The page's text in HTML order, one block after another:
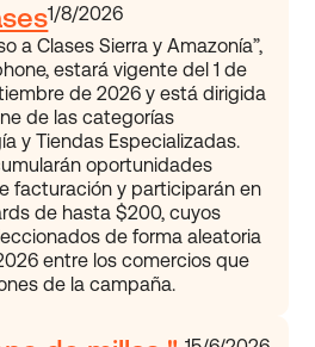
1/8/2026
a Clases Sierra y Amazonía”,
estará vigente del 1 de
de 2026 y está dirigida
de las categorías
y Tiendas Especializadas.
oportunidades
facturación y participarán en
de hasta $200, cuyos
de forma aleatoria
entre los comercios que
de la campaña.